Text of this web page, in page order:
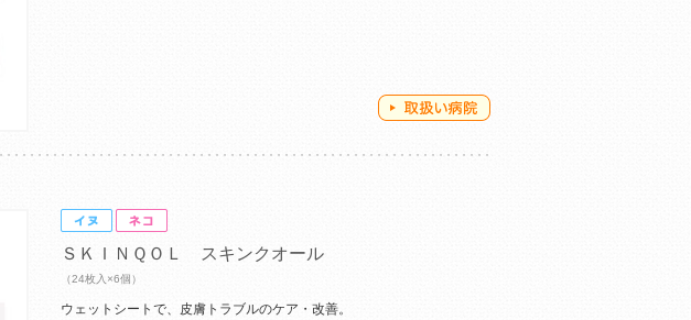
ＳＫＩＮＱＯＬ スキンクオール
（24枚入×6個）
ウェットシートで、皮膚トラブルのケア・改善。